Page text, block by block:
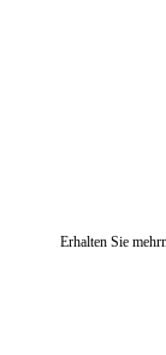
Erhalten Sie